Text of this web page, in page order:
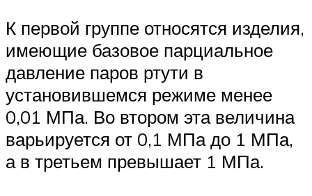
К первой группе относятся изделия,
имеющие базовое парциальное
давление паров ртути в
установившемся режиме менее
0,01 МПа. Во втором эта величина
варьируется от 0,1 МПа до 1 МПа,
а в третьем превышает 1 МПа.